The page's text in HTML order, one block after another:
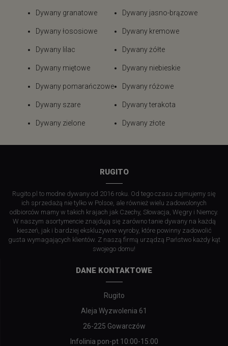
Dywany granatowe Dywany jasno-brązowe
Dywany łososiowe Dywany kremowe
Dywany lilac Dywany żółte
Dywany miętowe Dywany niebieskie
Dywany pomarańczowe Dywany różowe
Dywany szare Dywany terakota
Dywany zielone Dywany złote
RUGITO
Rugito.pl to modne dywany od 2016 roku. Od tego czasu zajmujemy się
ich sprzedażą nie tylko w Polsce, ale również wielu zadowolonych
odbiorców mamy w takich krajach jak Czechy, Słowacja, Węgry i Niemcy.
W naszym asortymencie znajdują się zarówno tanie dywany na każdą
kieszeń, jak i bardziej ekskluzywne wyroby, które powinny zadowolić
gusta wymagających klientów. Z naszą firmą urządzą Państwo każdy kąt
swojego domu!
DANE KONTAKTOWE
Rugito
Aleja Wyzwolenia 61
26-225 Gowarczów
Infolinia pon-pt 10:00-15:00